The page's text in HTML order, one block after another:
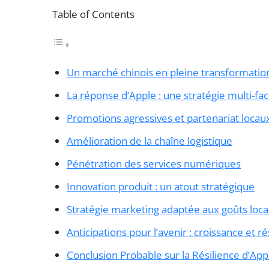
Table of Contents
Un marché chinois en pleine
La réponse d’Apple : une stratégie multi-
Promotions agressives et partenariat
Amélioration de la chaîne logistique
Pénétration des services numériques
Innovation produit : un atout stratégique
Stratégie marketing adaptée aux goûts
Anticipations pour l’avenir : croissance et
Conclusion Probable sur la Résilience